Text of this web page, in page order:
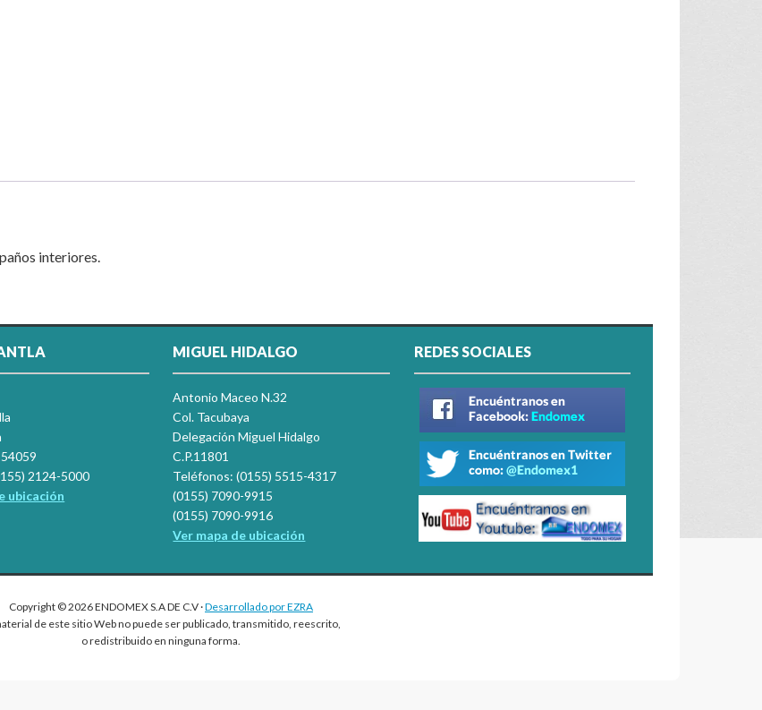
interiores.
2124-5000
ubicación
MIGUEL HIDALGO
Antonio Maceo N.32
Col. Tacubaya
Delegación Miguel Hidalgo
C.P.11801
Teléfonos: (0155) 5515-4317
(0155) 7090-9915
(0155) 7090-9916
Ver mapa de ubicación
REDES SOCIALES
Copyright © 2026 ENDOMEX S.A DE C.V ·Desarrollado por EZRA
de este sitio Web no puede ser publicado, transmitido, reescrito,
o redistribuido en ninguna forma.